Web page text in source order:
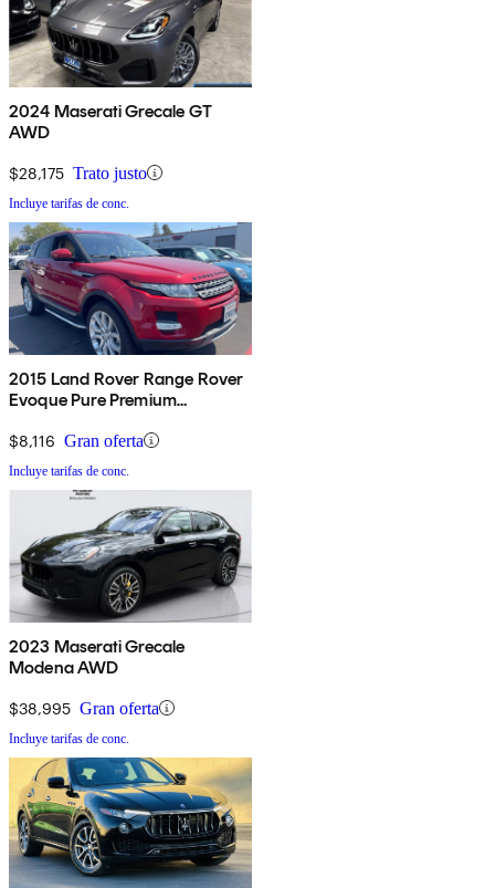
2024 Maserati Grecale GT
AWD
$28,175 Trato justo
Incluye tarifas de conc.
2015 Land Rover Range Rover
Evoque Pure Premium
$8,116 Gran oferta
Incluye tarifas de conc.
2023 Maserati Grecale
Modena AWD
$38,995 Gran oferta
Incluye tarifas de conc.